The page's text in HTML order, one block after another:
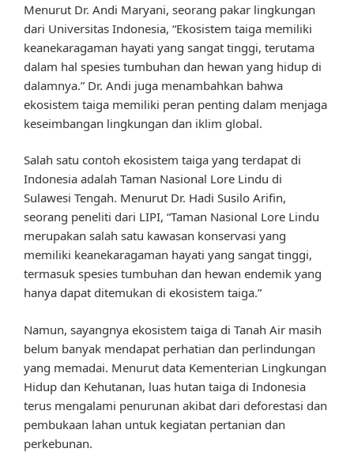
Menurut Dr. Andi Maryani, seorang pakar lingkungan
dari Universitas Indonesia, “Ekosistem taiga memiliki
keanekaragaman hayati yang sangat tinggi, terutama
dalam hal spesies tumbuhan dan hewan yang hidup di
dalamnya.” Dr. Andi juga menambahkan bahwa
ekosistem taiga memiliki peran penting dalam menjaga
keseimbangan lingkungan dan iklim global.
Salah satu contoh ekosistem taiga yang terdapat di
Indonesia adalah Taman Nasional Lore Lindu di
Sulawesi Tengah. Menurut Dr. Hadi Susilo Arifin,
seorang peneliti dari LIPI, “Taman Nasional Lore Lindu
merupakan salah satu kawasan konservasi yang
memiliki keanekaragaman hayati yang sangat tinggi,
termasuk spesies tumbuhan dan hewan endemik yang
hanya dapat ditemukan di ekosistem taiga.”
Namun, sayangnya ekosistem taiga di Tanah Air masih
belum banyak mendapat perhatian dan perlindungan
yang memadai. Menurut data Kementerian Lingkungan
Hidup dan Kehutanan, luas hutan taiga di Indonesia
terus mengalami penurunan akibat dari deforestasi dan
pembukaan lahan untuk kegiatan pertanian dan
perkebunan.